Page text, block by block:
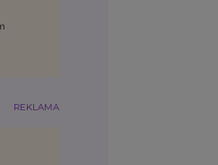
REKLAMA